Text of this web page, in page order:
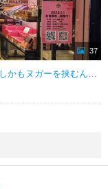
37
葱のクラッカー? 何ですかそれ? しかもヌガーを挟むんですか?? それが美味しいと.. 半信半疑で、買ってみました。 済みません、私がまちがってました。嵌ってしまいました。 ちょっとしか食べてない(はず)のに